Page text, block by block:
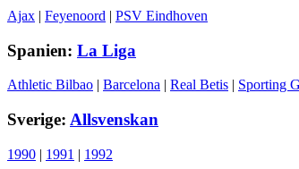
Ajax | Feyenoord | PSV Eindhoven
Spanien: La Liga
Athletic Bilbao | Barcelona | Real Betis | Sporting
Sverige: Allsvenskan
1990 | 1991 | 1992